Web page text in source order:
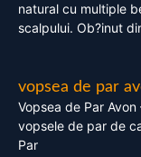
natural cu multiple
scalpului. Ob?inut
vopsea de par
Vopsea de Par
vopsele de par de
Par